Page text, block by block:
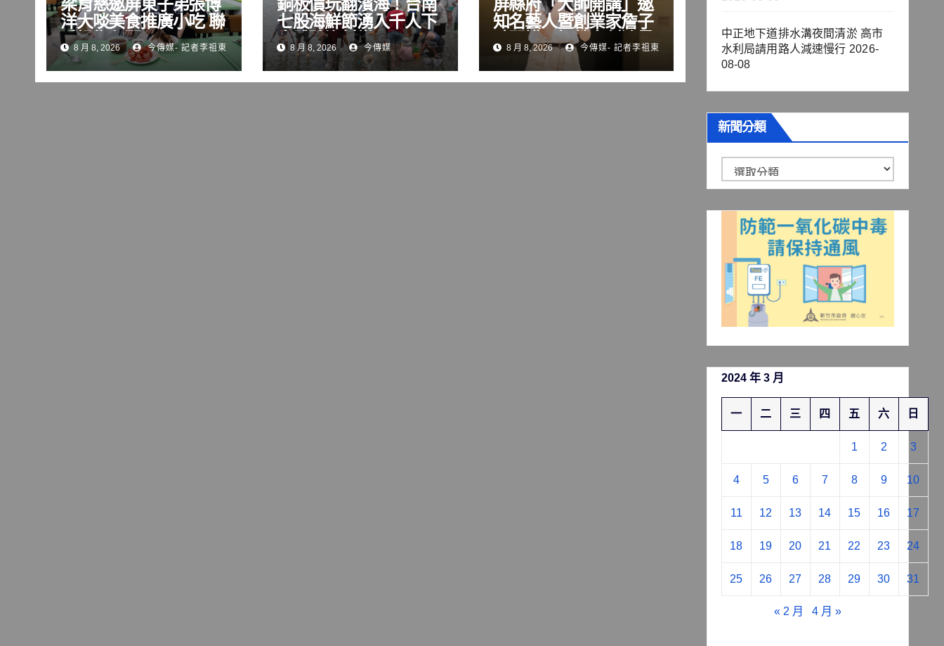
洋大啖美食推廣小吃 聯
手掃街拜票
8 月 8, 2026 今傳媒- 記者李祖東
七股海鮮節湧入千人下
水體驗漁村樂
8 月 8, 2026 今傳媒
知名藝人暨創業家詹子
晴開講 解鎖青創流量
變現與品牌經營關鍵
8 月 8, 2026 今傳媒- 記者李祖東
中正地下道排水溝夜間清淤 高市
水利局請用路人減速慢行 2026-
08-08
新聞分類
聞
分
2024 年 3 月
一 二 三 四 五 六 日
1 2 3
4 5 6 7 8 9 10
11 12 13 14 15 16 17
18 19 20 21 22 23 24
25 26 27 28 29 30 31
« 2 月 4 月 »